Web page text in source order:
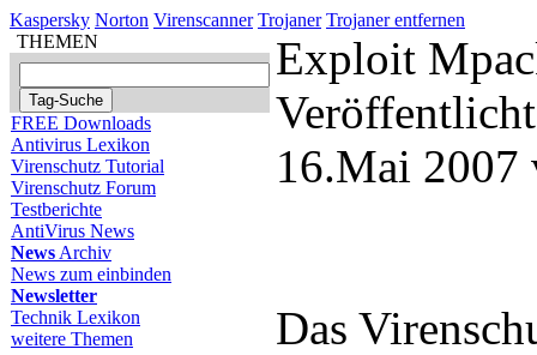
Kaspersky Norton Virenscanner Trojaner Trojaner entfernen
THEMEN
FREE Downloads
Antivirus Lexikon
Virenschutz Tutorial
Virenschutz Forum
Testberichte
AntiVirus News
News Archiv
News zum einbinden
Newsletter
Technik Lexikon
weitere Themen
Exploit
16.Mai 2007
Das